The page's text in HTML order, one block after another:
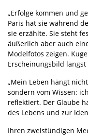
„Erfolge kommen und
Paris hat sie während
sie erzählte. Sie steht
äußerlich aber auch
Modelfotos zeigen.
Erscheinungsbild
„Mein Leben hängt
sondern vom Wissen:
reflektiert. Der Glaube
des Lebens und zur
Ihren zweistündigen